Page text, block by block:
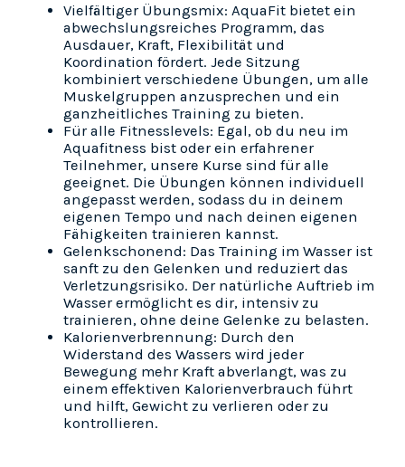
Vielfältiger Übungsmix: AquaFit bietet ein
abwechslungsreiches Programm, das
Ausdauer, Kraft, Flexibilität und
Koordination fördert. Jede Sitzung
kombiniert verschiedene Übungen, um alle
Muskelgruppen anzusprechen und ein
ganzheitliches Training zu bieten.
Für alle Fitnesslevels: Egal, ob du neu im
Aquafitness bist oder ein erfahrener
Teilnehmer, unsere Kurse sind für alle
geeignet. Die Übungen können individuell
angepasst werden, sodass du in deinem
eigenen Tempo und nach deinen eigenen
Fähigkeiten trainieren kannst.
Gelenkschonend: Das Training im Wasser ist
sanft zu den Gelenken und reduziert das
Verletzungsrisiko. Der natürliche Auftrieb im
Wasser ermöglicht es dir, intensiv zu
trainieren, ohne deine Gelenke zu belasten.
Kalorienverbrennung: Durch den
Widerstand des Wassers wird jeder
Bewegung mehr Kraft abverlangt, was zu
einem effektiven Kalorienverbrauch führt
und hilft, Gewicht zu verlieren oder zu
kontrollieren.